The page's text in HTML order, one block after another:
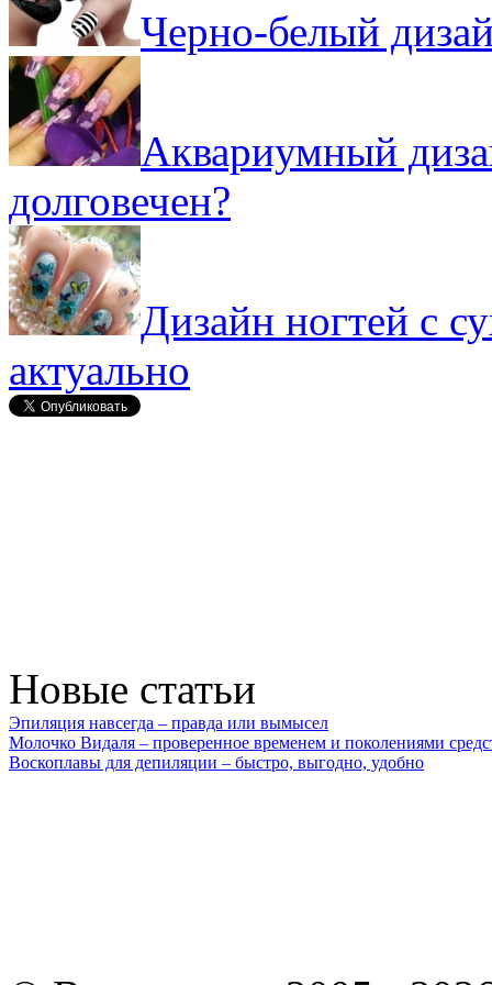
Черно-белый
Аквариумный
долговечен?
Дизайн ногтей с
актуально
Новые статьи
Эпиляция навсегда – правда или вымысел
Молочко Видаля – проверенное временем и поколениями
Воскоплавы для депиляции – быстро, выгодно, удобно